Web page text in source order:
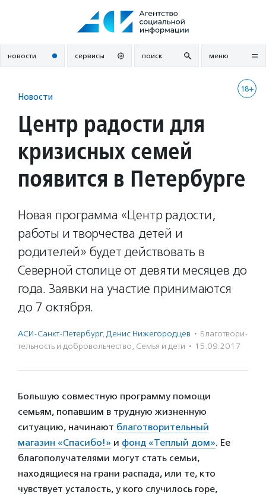
новости сервисы поиск меню
18+
Новости
Центр радости для
кризисных семей
появится в Петербурге
Новая программа «Центр радости,
работы и творчества детей и
родителей» будет действовать в
Северной столице от девяти месяцев до
года. Заявки на участие принимаются
до 7 октября.
АСИ-Санкт-Петербург, Денис Нижегородцев · Благотвори­
тель­ность и доброволь­чест­во, Семья и дети · 15.09.2017
Большую совместную программу помощи
семьям, попавшим в трудную жизненную
ситуацию, начинают благотворительный
магазин «Спасибо!» и фонд «Теплый дом». Ее
благополучателями могут стать семьи,
находящиеся на грани распада, или те, кто
чувствует усталость, у кого случилось горе,